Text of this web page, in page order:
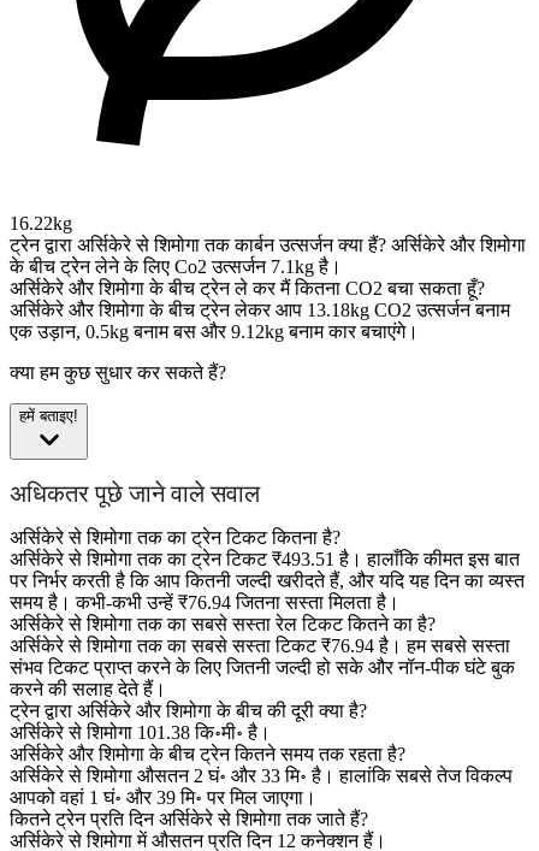
16.22kg
ट्रेन द्वारा अर्सिकेरे से शिमोगा तक कार्बन उत्सर्जन क्या हैं? अर्सिकेरे और शिमोगा
के बीच ट्रेन लेने के लिए Co2 उत्सर्जन 7.1kg है।
अर्सिकेरे और शिमोगा के बीच ट्रेन ले कर मैं कितना CO2 बचा सकता हूँ?
अर्सिकेरे और शिमोगा के बीच ट्रेन लेकर आप 13.18kg CO2 उत्सर्जन बनाम
एक उड़ान, 0.5kg बनाम बस और 9.12kg बनाम कार बचाएंगे।
क्या हम कुछ सुधार कर सकते हैं?
हमें बताइए!
अधिकतर पूछे जाने वाले सवाल
अर्सिकेरे से शिमोगा तक का ट्रेन टिकट कितना है?
अर्सिकेरे से शिमोगा तक का ट्रेन टिकट ₹493.51 है। हालाँकि कीमत इस बात
पर निर्भर करती है कि आप कितनी जल्दी खरीदते हैं, और यदि यह दिन का व्यस्त
समय है। कभी-कभी उन्हें ₹76.94 जितना सस्ता मिलता है।
अर्सिकेरे से शिमोगा तक का सबसे सस्ता रेल टिकट कितने का है?
अर्सिकेरे से शिमोगा तक का सबसे सस्ता टिकट ₹76.94 है। हम सबसे सस्ता
संभव टिकट प्राप्त करने के लिए जितनी जल्दी हो सके और नॉन-पीक घंटे बुक
करने की सलाह देते हैं।
ट्रेन द्वारा अर्सिकेरे और शिमोगा के बीच की दूरी क्या है?
अर्सिकेरे से शिमोगा 101.38 कि॰मी॰ है।
अर्सिकेरे और शिमोगा के बीच ट्रेन कितने समय तक रहता है?
अर्सिकेरे से शिमोगा औसतन 2 घं॰ और 33 मि॰ है। हालांकि सबसे तेज विकल्प
आपको वहां 1 घं॰ और 39 मि॰ पर मिल जाएगा।
कितने ट्रेन प्रति दिन अर्सिकेरे से शिमोगा तक जाते हैं?
अर्सिकेरे से शिमोगा में औसतन प्रति दिन 12 कनेक्शन हैं।